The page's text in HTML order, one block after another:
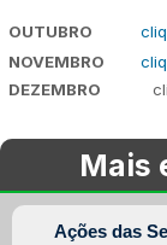
OUTUBRO
NOVEMBRO
DEZEMBRO
Mais
Ações das